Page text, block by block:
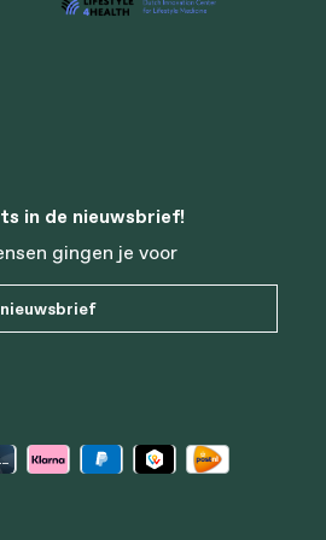
in de nieuwsbrief!
gingen je voor